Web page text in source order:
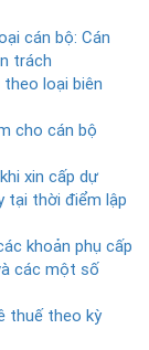
cán bộ: Cán
trách
loại biên
cho cán bộ
xin cấp dự
tại thời điểm lập
khoản phụ cấp
các một số
thuế theo kỳ